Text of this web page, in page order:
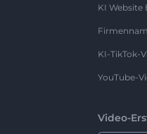
KI Website
KI-TikTok-
YouTube-
Video-